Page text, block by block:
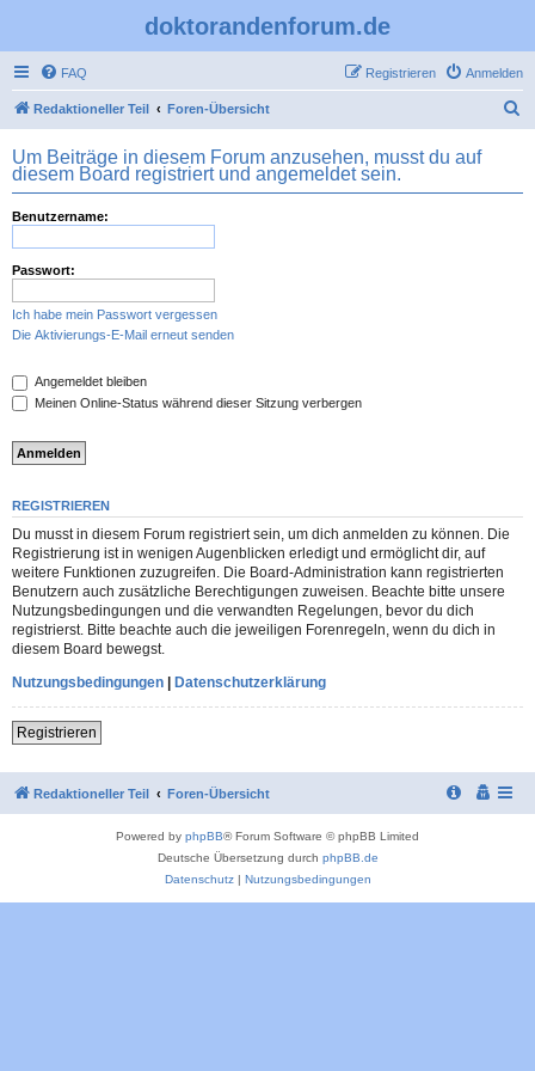
doktorandenforum.de
FAQ Anmelden
Registrieren
Redaktioneller Teil Foren-Übersicht
h
Um Beiträge in diesem Forum anzusehen, musst du auf
diesem Board registriert und angemeldet sein.
Benutzername:
Passwort:
Ich habe mein Passwort vergessen
Die Aktivierungs-E-Mail erneut senden
Angemeldet bleiben
Meinen Online-Status während dieser Sitzung verbergen
REGISTRIEREN
Du musst in diesem Forum registriert sein, um dich anmelden zu können. Die
Registrierung ist in wenigen Augenblicken erledigt und ermöglicht dir, auf
weitere Funktionen zuzugreifen. Die Board-Administration kann registrierten
Benutzern auch zusätzliche Berechtigungen zuweisen. Beachte bitte unsere
Nutzungsbedingungen und die verwandten Regelungen, bevor du dich
registrierst. Bitte beachte auch die jeweiligen Forenregeln, wenn du dich in
diesem Board bewegst.
Nutzungsbedingungen | Datenschutzerklärung
Registrieren
Redaktioneller Teil Foren-Übersicht
Powered by phpBB® Forum Software © phpBB Limited
Deutsche Übersetzung durch phpBB.de
Datenschutz| Nutzungsbedingungen